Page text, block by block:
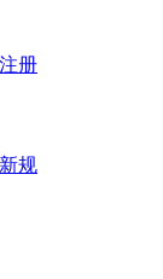
册
规